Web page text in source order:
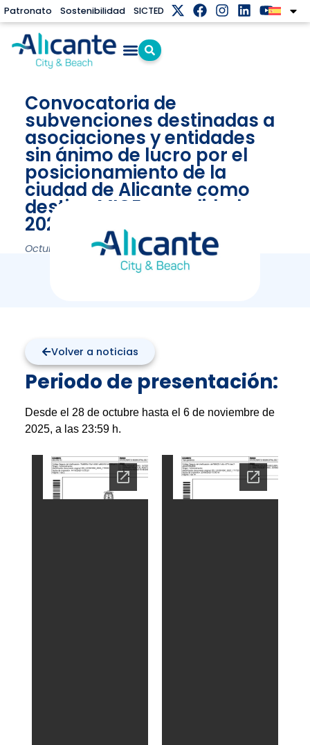
Patronato Sostenibilidad SICTED
Convocatoria de
subvenciones destinadas a
asociaciones y entidades
sin ánimo de lucro por el
posicionamiento de la
ciudad de Alicante como
destino MICE, anualidad
2025.
Octubre 27, 2025
Volver a noticias
Periodo de presentación:
Desde el 28 de octubre hasta el 6 de noviembre de
2025, a las 23:59 h.